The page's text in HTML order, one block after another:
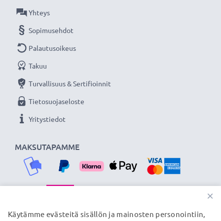
Latausjohto:
★ 3 vuoden takuu ★
Olemme vuonna 2004 perustettu kansainvälinen
verkkokauppa, joka tarjoaa laadukkaita tuotteita, ja
siksi tarjoamme 36 kuukauden takuun!
MAKSUTAPAMME
Yhteys
Sopimusehdot
Palautusoikeus
Takuu
Turvallisuus & Sertifioinnit
Tietosuojaseloste
Yritystiedot
TOIMITUSKUMPPANIMME
×
Käytämme evästeitä sisällön ja mainosten personointiin,